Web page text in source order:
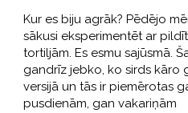
Kur es biju agrāk? Pēdējo
sākusi eksperimentēt ar
tortiljām. Es esmu sajūsmā.
gandrīz jebko, ko sirds kāro
versijā un tās ir piemērotas
pusdienām, gan vakariņām